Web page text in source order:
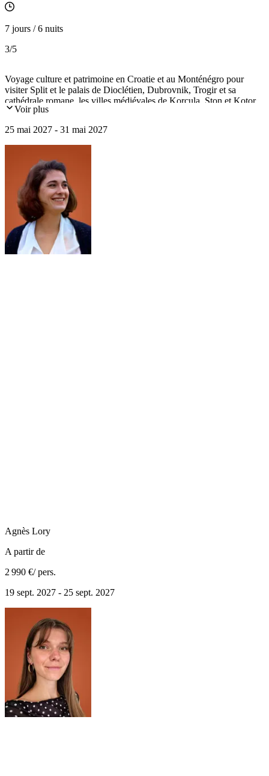
7 jours / 6 nuits
3/5
Voyage culture et patrimoine en Croatie et au Monténégro pour
visiter Split et le palais de Dioclétien, Dubrovnik, Trogir et sa
cathédrale romane, les villes médiévales de Korcula, Ston et Kotor.
Voir plus
25 mai 2027 - 31 mai 2027
Agnès Lory
A partir de
2 990 €/ pers.
19 sept. 2027 - 25 sept. 2027